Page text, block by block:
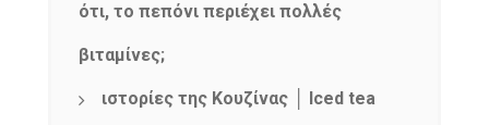
ότι, το πεπόνι περιέχει πολλές
βιταμίνες;
ιστορίες της Κουζίνας │ Iced tea